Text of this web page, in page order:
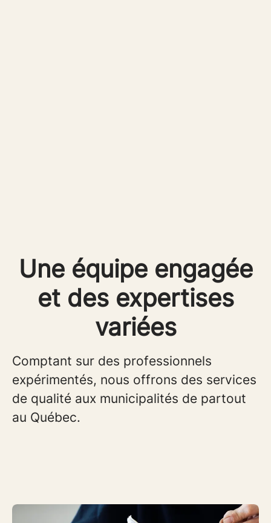
Une équipe engagée
et des expertises
variées
Comptant sur des professionnels
expérimentés, nous offrons des services
de qualité aux municipalités de partout
au Québec.